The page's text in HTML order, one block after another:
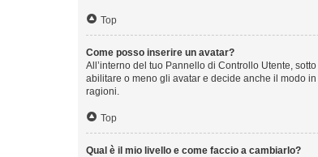
Top
Come posso inserire un avatar?
All’interno del tuo Pannello di Controllo Utente,
abilitare o meno gli avatar e decide anche il modo
ragioni.
Top
Qual è il mio livello e come faccio a cambiarlo?